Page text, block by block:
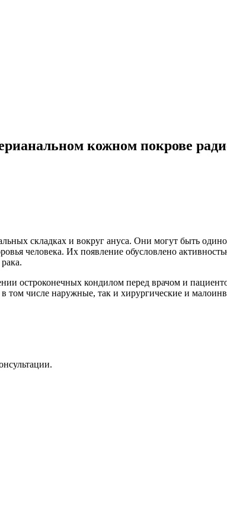
кожном покрове
складках и вокруг ануса. Они могут быть
человека. Их появление обусловлено
остроконечных кондилом перед врачом и
том числе наружные, так и хирургические и